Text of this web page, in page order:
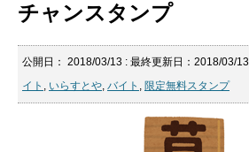
チャンスタンプ
公開日： 2018/03/13 : 最終更新日：2018/03/13
イト , いらすとや, バイト , 限定無料スタンプ